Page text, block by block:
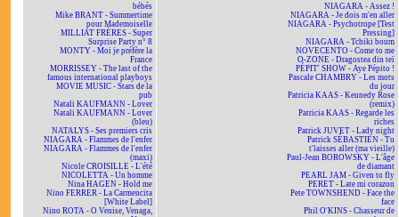
bébés
Mike BRANT - Summertime
pour Mademoiselle
MILLIAT FRÈRES - Super
Surprise Party n° 8
MONTY - Moi je préfère la
France
MORRISSEY - The last of the
famous international playboys
MOVIE MUSIC - Stars de la
pub
Natali KAUFMANN - Lover
Natali KAUFMANN - Lover
(bleu)
NATALYS - Ses premiers cris
NIAGARA - Flammes de l'enfer
NIAGARA - Flammes de l'enfer
(maxi)
Nicole CROISILLE - L'été
NICOLETTA - Un homme
Nina HAGEN - Hold me
Nino FERRER - La Carmencita
[White Label]
Nino ROTA - O Venise, Venaga,
NIAGARA - Assez !
NIAGARA - Je dois m'en aller
NIAGARA - Psychotrope [Test
Pressing]
NIAGARA - Tchiki boum
NOVECENTO - Come to me
O-ZONE - Dragostea din teï
PÉPIT' SHOW - Aye Pépito !
Pascale CHAMBRY - Les mots
du jour
Patricia KAAS - Kennedy Rose
(remix)
Patricia KAAS - Regarde les
riches
Patrick JUVET - Lady night
Patrick SÉBASTIEN - Tu
t'laisses aller (ma vieille)
Paul-Jean BOROWSKY - L'âge
de diamant
PEARL JAM - Given to fly
PERET - Late mi corazon
Pete TOWNSHEND - Face the
face
Phil O'KINS - Chasseur de